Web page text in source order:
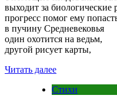
выходит за биологические
прогресс помог ему
в пучину Средневековья
один охотится на ведьм,
другой рисует карты,
Читать далее
Стихи